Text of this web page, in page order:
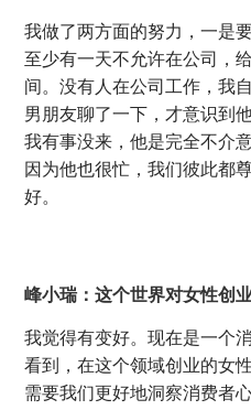
我做了两方面的努力，一是
至少有一天不允许在公司，
间。没有人在公司工作，我
男朋友聊了一下，才意识到
我有事没来，他是完全不介
因为他也很忙，我们彼此都
好。
峰小瑞：这个世界对女性创
我觉得有变好。现在是一个
看到，在这个领域创业的女
需要我们更好地洞察消费者